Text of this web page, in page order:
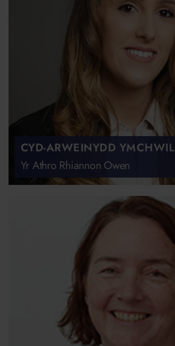
CYD-ARWEINYDD YMCHWIL
Yr Athro Rhiannon Owen